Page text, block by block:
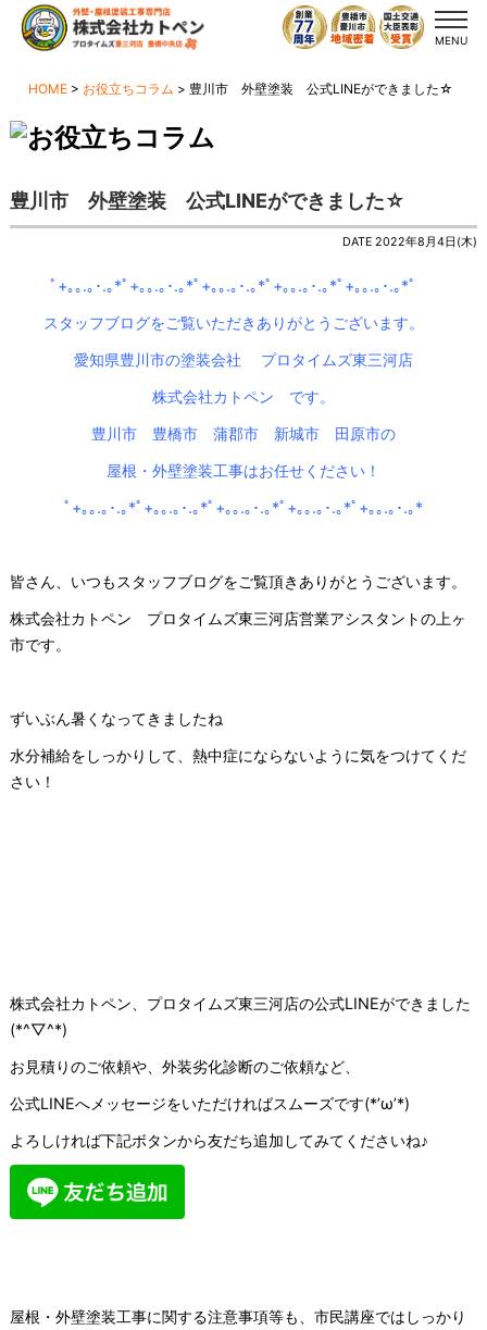
MENU
HOME > お役立ちコラム > 豊川市 外壁塗装 公式LINEができました☆
豊川市 外壁塗装 公式LINEができました☆
DATE 2022年8月4日(木)
ﾟ+｡｡.｡･.｡*ﾟ+｡｡.｡･.｡*ﾟ+｡｡.｡･.｡*ﾟ+｡｡.｡･.｡*ﾟ+｡｡.｡･.｡*ﾟ
スタッフブログをご覧いただきありがとうございます。
愛知県豊川市の塗装会社 プロタイムズ東三河店
株式会社カトペン です。
豊川市 豊橋市 蒲郡市 新城市 田原市の
屋根・外壁塗装工事はお任せください！
ﾟ+｡｡.｡･.｡*ﾟ+｡｡.｡･.｡*ﾟ+｡｡.｡･.｡*ﾟ+｡｡.｡･.｡*ﾟ+｡｡.｡･.｡*
皆さん、いつもスタッフブログをご覧頂きありがとうございます。
株式会社カトペン プロタイムズ東三河店営業アシスタントの上ヶ
市です。
ずいぶん暑くなってきましたね
水分補給をしっかりして、熱中症にならないように気をつけてくだ
さい！
株式会社カトペン、プロタイムズ東三河店の公式LINEができました
(*^▽^*)
お見積りのご依頼や、外装劣化診断のご依頼など、
公式LINEへメッセージをいただければスムーズです(*’ω’*)
よろしければ下記ボタンから友だち追加してみてくださいね♪
屋根・外壁塗装工事に関する注意事項等も、市民講座ではしっかり